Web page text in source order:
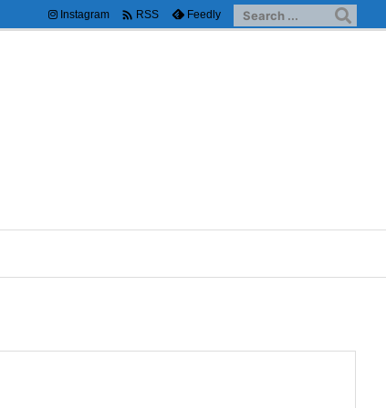
Instagram  RSS Feedly